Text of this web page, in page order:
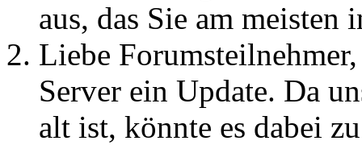
aus, das Sie am meisten
Liebe
Server ein Update. Da
alt ist, könnte es dabei